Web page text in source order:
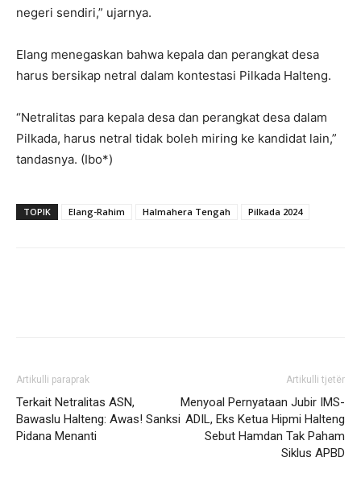
negeri sendiri,” ujarnya.
Elang menegaskan bahwa kepala dan perangkat desa
harus bersikap netral dalam kontestasi Pilkada Halteng.
“Netralitas para kepala desa dan perangkat desa dalam
Pilkada, harus netral tidak boleh miring ke kandidat lain,”
tandasnya. (Ibo*)
TOPIK Elang-Rahim Halmahera Tengah Pilkada 2024
Artikulli paraprak
Terkait Netralitas ASN,
Bawaslu Halteng: Awas! Sanksi
Pidana Menanti
Artikulli tjetër
Menyoal Pernyataan Jubir IMS-
ADIL, Eks Ketua Hipmi Halteng
Sebut Hamdan Tak Paham
Siklus APBD